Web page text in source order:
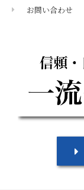
お問い合わせ